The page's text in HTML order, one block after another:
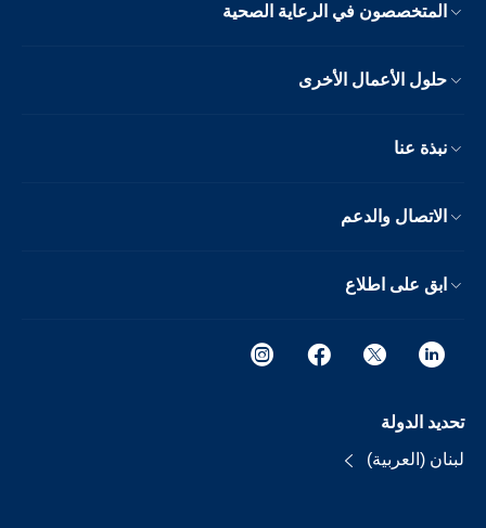
المتخصصون في الرعاية الصحية
حلول الأعمال الأخرى
نبذة عنا
الاتصال والدعم
ابق على اطلاع
تحديد الدولة
لبنان (العربية)